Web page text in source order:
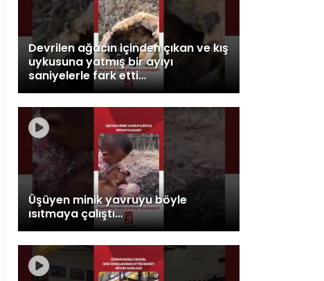
Devrilen ağacın içinden çıkan ve kış
uykusuna yatmış bir ayıyı
saniyelerle fark etti…
Üşüyen minik yavruyu böyle
ısıtmaya çalıştı…